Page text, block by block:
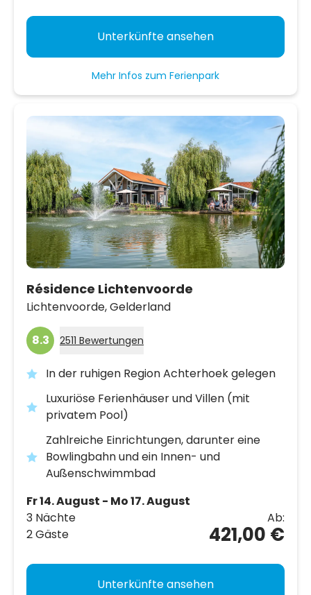
Unterkünfte ansehen
Mehr Infos zum Ferienpark
Résidence Lichtenvoorde
Lichtenvoorde,Gelderland
8.3 2511 Bewertungen
In der ruhigen Region Achterhoek gelegen
Luxuriöse Ferienhäuser und Villen (mit
privatem Pool)
Zahlreiche Einrichtungen, darunter eine
Bowlingbahn und ein Innen- und
Außenschwimmbad
Fr 14. August - Mo 17. August
3 Nächte
2 Gäste
Ab:
421,00 €
Unterkünfte ansehen